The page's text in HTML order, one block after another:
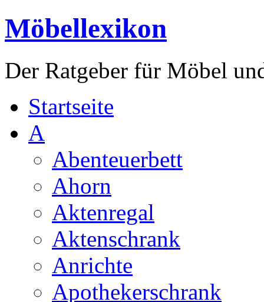
Möbellexikon
Der Ratgeber für Möbel
Startseite
A
Abenteuerbett
Ahorn
Aktenregal
Aktenschrank
Anrichte
Apothekerschrank